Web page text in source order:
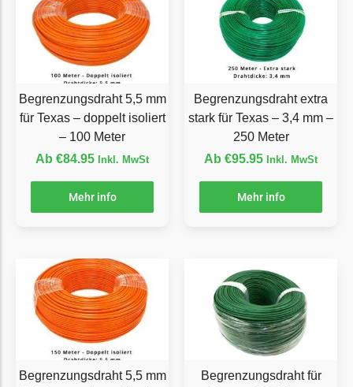
Güde
Güde Messer
Begrenzungsdraht
Honda Messer
Begrenzungsdraht
Kress
Kress Messer
Begrenzungsdraht
LandXcape Messer
Begrenzungsdraht
LawnBott
LawnBott Messer
Begrenzungsdraht
Begrenzungsdraht 5,5 mm
für Texas – doppelt isoliert
– 100 Meter
Ab €84.95 Inkl. MwSt
Mehr info
Begrenzungsdraht extra
stark für Texas – 3,4 mm –
250 Meter
Ab €95.95 Inkl. MwSt
Mehr info
Begrenzungsdraht 5,5 mm
Begrenzungsdraht für